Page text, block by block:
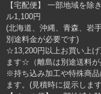
【宅配便】 一部地域を除
ル1,100円
(北海道、沖縄、青森、岩
別途料金が必要です)
☆13,200円以上お買い上
ます☆（離島は別途送料が
※持ち込み加工や特殊商
ます。(見積時に提示しま